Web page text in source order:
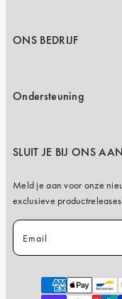
ONS BEDRIJF
Ondersteuning
SLUIT JE BIJ ONS AAN
Meld je aan voor onze
exclusieve
Email
Payment
methods